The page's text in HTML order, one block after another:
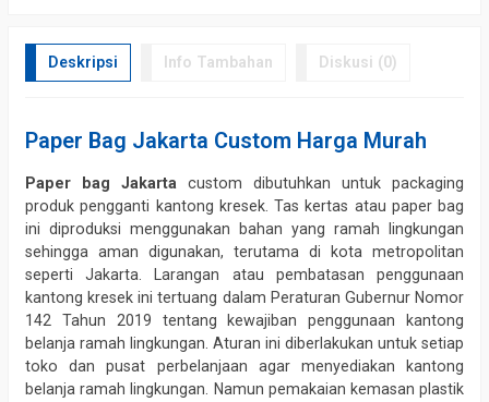
Deskripsi Info Tambahan Diskusi (0)
Paper Bag Jakarta Custom Harga Murah
Paper bag Jakarta custom dibutuhkan untuk packaging
produk pengganti kantong kresek. Tas kertas atau paper bag
ini diproduksi menggunakan bahan yang ramah lingkungan
sehingga aman digunakan, terutama di kota metropolitan
seperti Jakarta. Larangan atau pembatasan penggunaan
kantong kresek ini tertuang dalam Peraturan Gubernur Nomor
142 Tahun 2019 tentang kewajiban penggunaan kantong
belanja ramah lingkungan. Aturan ini diberlakukan untuk setiap
toko dan pusat perbelanjaan agar menyediakan kantong
belanja ramah lingkungan. Namun pemakaian kemasan plastik